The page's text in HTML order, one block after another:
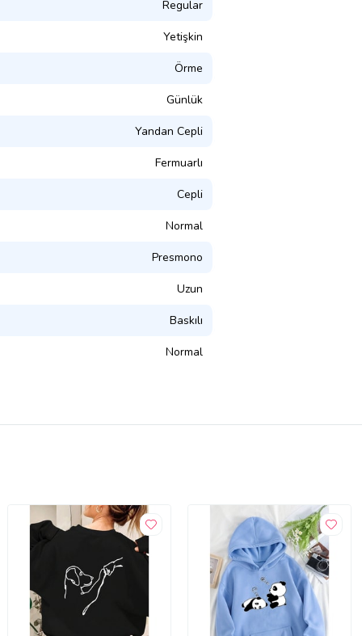
Regular
Yetişkin
Örme
Günlük
Yandan Cepli
Fermuarlı
Cepli
Normal
Presmono
Uzun
Baskılı
Normal